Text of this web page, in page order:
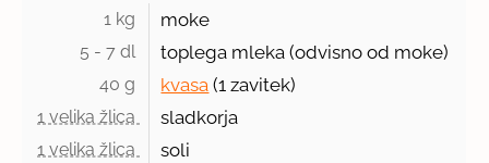
1 kg moke
5 - 7 dl toplega mleka (odvisno od moke)
40 g kvasa (1 zavitek)
1 velika žlica sladkorja
1 velika žlica soli